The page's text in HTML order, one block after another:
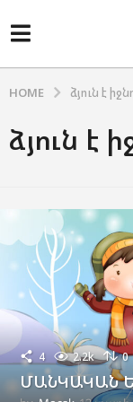
HOME ձյուն է
ձյուն է
4 2.2k 0
ՄԱՆԿԱԿԱՆ